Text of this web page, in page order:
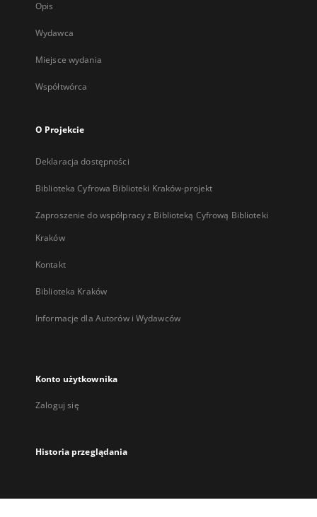
Opis
Wydawca
Miejsce wydania
Współtwórca
O Projekcie
Deklaracja dostępności
Biblioteka Cyfrowa Biblioteki Kraków-projekt
Zaproszenie do współpracy z Biblioteką Cyfrową Biblioteki
Kraków
Kontakt
Biblioteka Kraków
Informacje dla Autorów i Wydawców
Konto użytkownika
Zaloguj się
Historia przeglądania